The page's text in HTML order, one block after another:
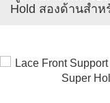
Hold สองด้านสํา